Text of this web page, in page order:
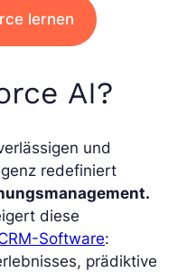
lernen
AI?
und
redefiniert
diese
Software:
prädiktive